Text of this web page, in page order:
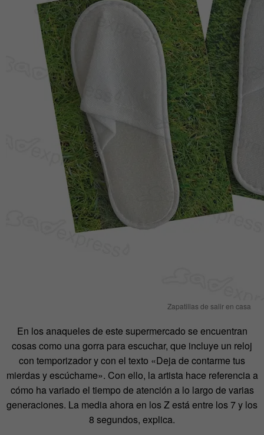
Zapatillas de salir en casa
En los anaqueles de este supermercado se encuentran
cosas como una gorra para escuchar, que incluye un reloj
con temporizador y con el texto «Deja de contarme tus
mierdas y escúchame». Con ello, la artista hace referencia a
cómo ha variado el tiempo de atención a lo largo de varias
generaciones. La media ahora en los Z está entre los 7 y los
8 segundos, explica.